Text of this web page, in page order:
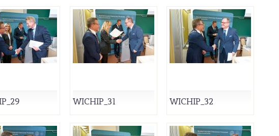
WICHIP_31 WICHIP_32